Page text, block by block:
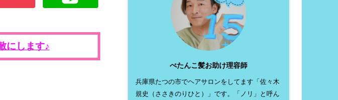
にします♪
ぺたんこ髪お助け理容師
兵庫県たつの市でヘアサロンをしてます「佐々木
規史（ささきのりひと）」です。「ノリ」と呼ん